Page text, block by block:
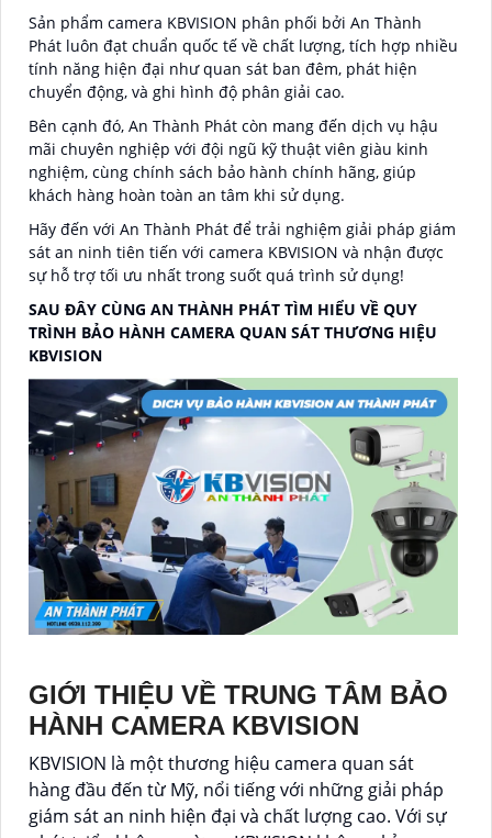
Sản phẩm camera KBVISION phân phối bởi An Thành
Phát luôn đạt chuẩn quốc tế về chất lượng, tích hợp nhiều
tính năng hiện đại như quan sát ban đêm, phát hiện
chuyển động, và ghi hình độ phân giải cao.
Bên cạnh đó, An Thành Phát còn mang đến dịch vụ hậu
mãi chuyên nghiệp với đội ngũ kỹ thuật viên giàu kinh
nghiệm, cùng chính sách bảo hành chính hãng, giúp
khách hàng hoàn toàn an tâm khi sử dụng.
Hãy đến với An Thành Phát để trải nghiệm giải pháp giám
sát an ninh tiên tiến với camera KBVISION và nhận được
sự hỗ trợ tối ưu nhất trong suốt quá trình sử dụng!
SAU ĐÂY CÙNG AN THÀNH PHÁT TÌM HIỂU VỀ QUY
TRÌNH BẢO HÀNH CAMERA QUAN SÁT THƯƠNG HIỆU
KBVISION
GIỚI THIỆU VỀ TRUNG TÂM BẢO
HÀNH CAMERA KBVISION
KBVISION là một thương hiệu camera quan sát
hàng đầu đến từ Mỹ, nổi tiếng với những giải pháp
giám sát an ninh hiện đại và chất lượng cao. Với sự